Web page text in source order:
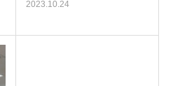
2023.10.24